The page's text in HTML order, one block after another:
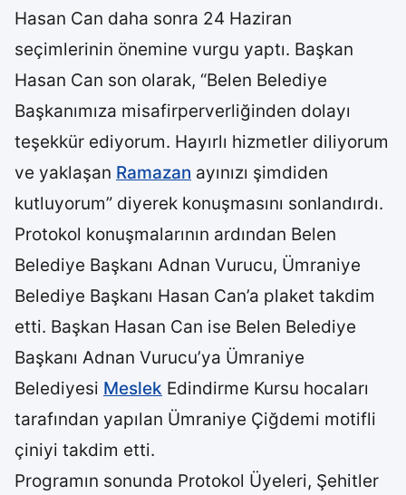
Hasan Can daha sonra 24 Haziran
seçimlerinin önemine vurgu yaptı. Başkan
Hasan Can son olarak, “Belen Belediye
Başkanımıza misafirperverliğinden dolayı
teşekkür ediyorum. Hayırlı hizmetler diliyorum
ve yaklaşan Ramazan ayınızı şimdiden
kutluyorum” diyerek konuşmasını sonlandırdı.
Protokol konuşmalarının ardından Belen
Belediye Başkanı Adnan Vurucu, Ümraniye
Belediye Başkanı Hasan Can’a plaket takdim
etti. Başkan Hasan Can ise Belen Belediye
Başkanı Adnan Vurucu’ya Ümraniye
Belediyesi Meslek Edindirme Kursu hocaları
tarafından yapılan Ümraniye Çiğdemi motifli
çiniyi takdim etti.
Programın sonunda Protokol Üyeleri, Şehitler